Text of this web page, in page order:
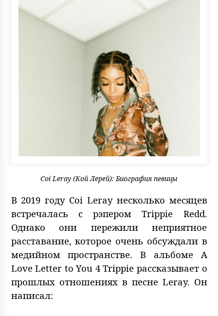
Coi Leray (Кой Лерей): Биография певицы
В 2019 году Coi Leray несколько месяцев
встречалась с рэпером Trippie Redd.
Однако они пережили неприятное
расставание, которое очень обсуждали в
медийном пространстве. В альбоме A
Love Letter to You 4 Trippie рассказывает о
прошлых отношениях в песне Leray. Он
написал: